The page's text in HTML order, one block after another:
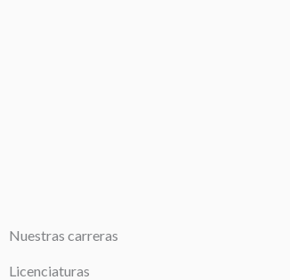
Nuestras carreras
Licenciaturas